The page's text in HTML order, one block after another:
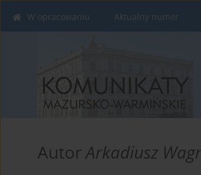
W opracowaniu Aktualny numer
AutorArkadiusz